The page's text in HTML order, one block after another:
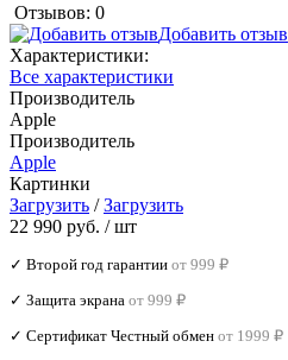
Отзывов: 0
Добавить отзыв
Характеристики:
Все характеристики
Производитель
Apple
Производитель
Apple
Картинки
Загрузить /Загрузить
22 990 руб. / шт
✓ Второй год гарантии от 999 ₽
✓ Защита экрана от 999 ₽
✓ Сертификат Честный обмен от 1999 ₽